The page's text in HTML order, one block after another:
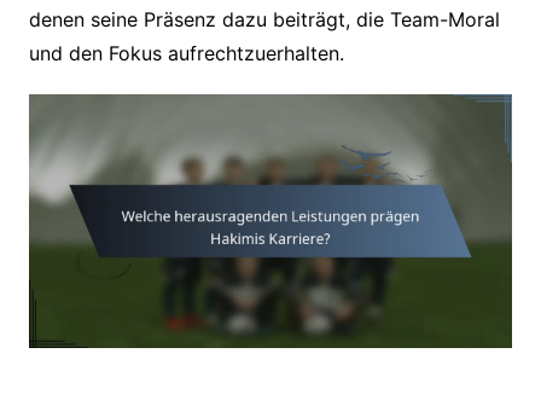
denen seine Präsenz dazu beiträgt, die Team-Moral
und den Fokus aufrechtzuerhalten.